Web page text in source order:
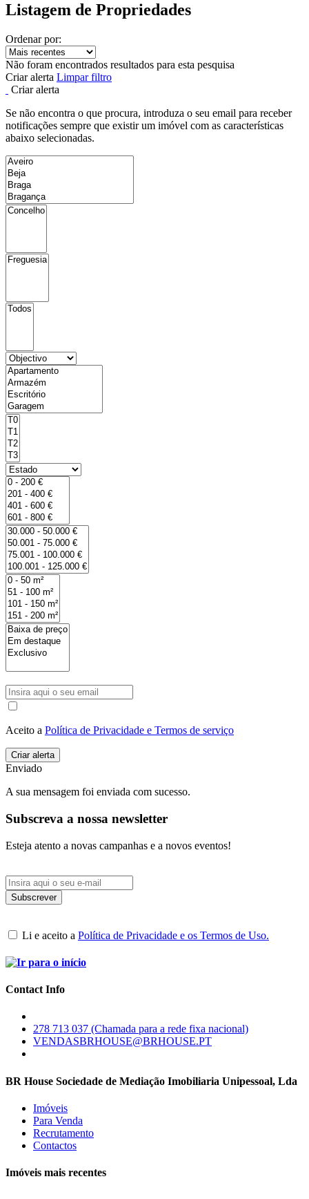
Listagem de Propriedades
Ordenar por:
Não foram encontrados resultados para esta pesquisa
Criar alerta Limpar filtro
Criar alerta
Se não encontra o que procura, introduza o seu email para receber
notificações sempre que existir um imóvel com as características
abaixo selecionadas.
Aceito a Política de Privacidade e Termos de serviço
Enviado
A sua mensagem foi enviada com sucesso.
Subscreva a nossa newsletter
Esteja atento a novas campanhas e a novos eventos!
Li e aceito a Política de Privacidade e os Termos de Uso.
Contact Info
278 713 037 (Chamada para a rede fixa nacional)
VENDASBRHOUSE@BRHOUSE.PT
BR House Sociedade de Mediação Imobiliaria Unipessoal, Lda
Imóveis
Para Venda
Recrutamento
Contactos
Imóveis mais recentes